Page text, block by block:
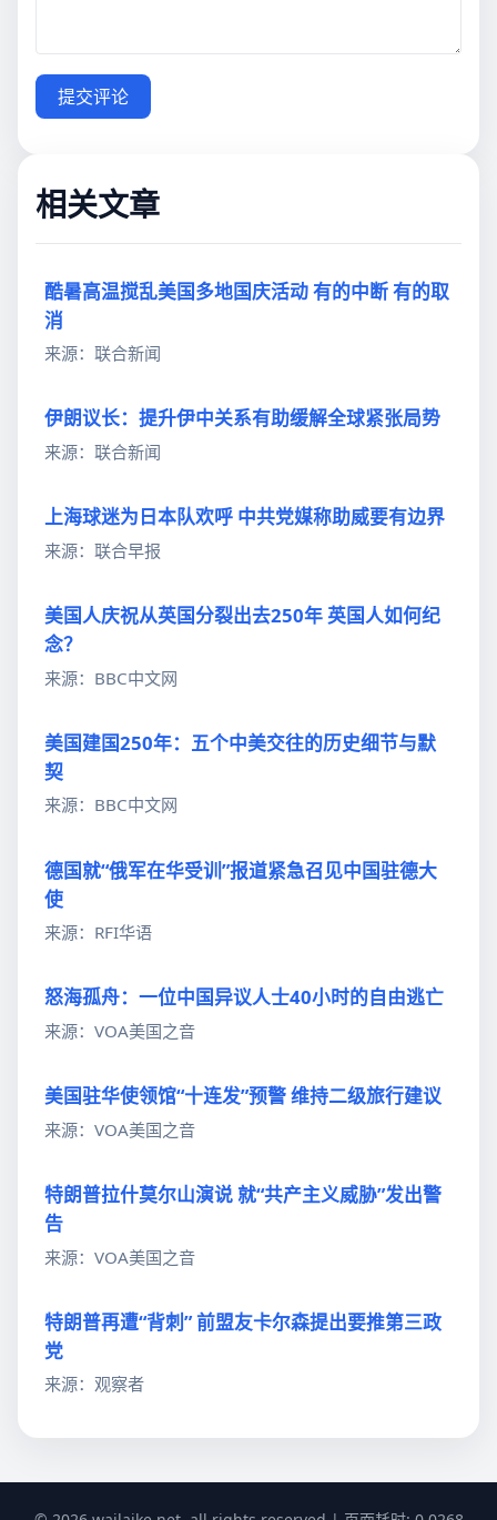
提交评论
相关文章
酷暑高温搅乱美国多地国庆活动 有的中断 有的取
消
来源：联合新闻
伊朗议长：提升伊中关系有助缓解全球紧张局势
来源：联合新闻
上海球迷为日本队欢呼 中共党媒称助威要有边界
来源：联合早报
美国人庆祝从英国分裂出去250年 英国人如何纪
念？
来源：BBC中文网
美国建国250年：五个中美交往的历史细节与默
契
来源：BBC中文网
德国就“俄军在华受训”报道紧急召见中国驻德大
使
来源：RFI华语
怒海孤舟：一位中国异议人士40小时的自由逃亡
来源：VOA美国之音
美国驻华使领馆“十连发”预警 维持二级旅行建议
来源：VOA美国之音
特朗普拉什莫尔山演说 就“共产主义威胁”发出警
告
来源：VOA美国之音
特朗普再遭“背刺” 前盟友卡尔森提出要推第三政
党
来源：观察者